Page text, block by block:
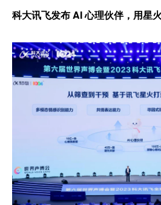
科大讯飞发布 AI 心理伙伴，用星